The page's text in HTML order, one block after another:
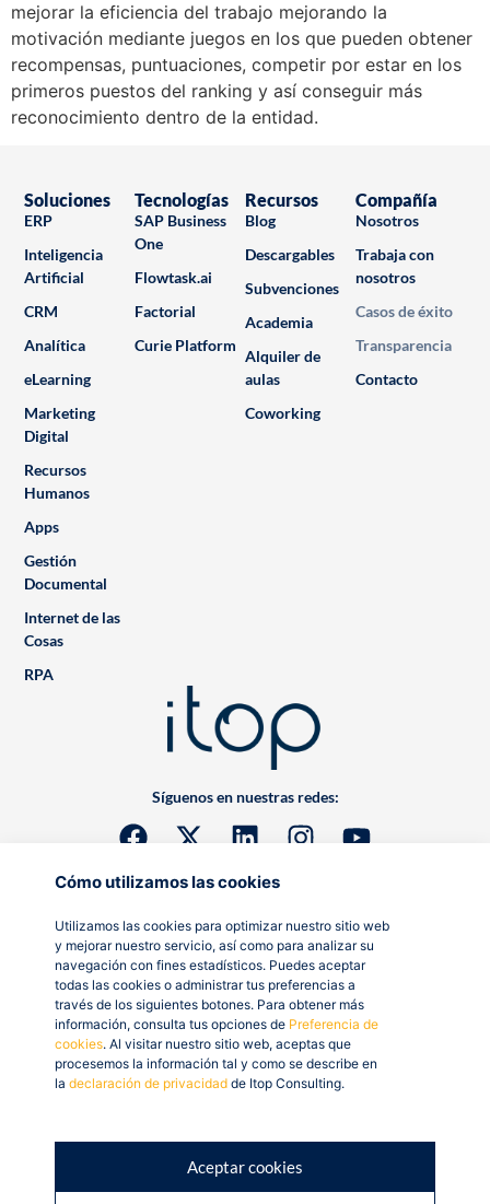
Cómo utilizamos las cookies
Utilizamos las cookies para optimizar nuestro sitio web
y mejorar nuestro servicio, así como para analizar su
navegación con fines estadísticos. Puedes aceptar
todas las cookies o administrar tus preferencias a
través de los siguientes botones. Para obtener más
información, consulta tus opciones de Preferencia de
cookies. Al visitar nuestro sitio web, aceptas que
procesemos la información tal y como se describe en
la declaración de privacidad de Itop Consulting.
Aceptar cookies
mejorar la eficiencia del trabajo mejorando la
motivación mediante juegos en los que pueden obtener
recompensas, puntuaciones, competir por estar en los
primeros puestos del ranking y así conseguir más
reconocimiento dentro de la entidad.
Síguenos en nuestras redes:
Soluciones
ERP
Inteligencia
Artificial
CRM
Analítica
eLearning
Marketing
Digital
Recursos
Humanos
Apps
Gestión
Documental
Internet de las
Cosas
RPA
Tecnologías
SAP Business
One
Flowtask.ai
Factorial
Curie Platform
Recursos
Blog
Descargables
Subvenciones
Academia
Alquiler de
aulas
Coworking
Compañía
Nosotros
Trabaja con
nosotros
Casos de éxito
Transparencia
Contacto